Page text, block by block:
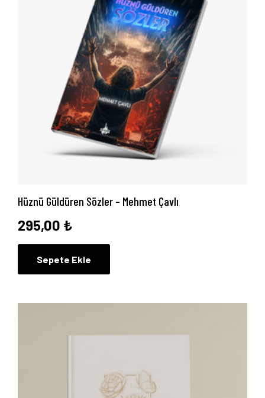
Hüznü Güldüren Sözler – Mehmet Çavlı
295,00 ₺
Sepete Ekle